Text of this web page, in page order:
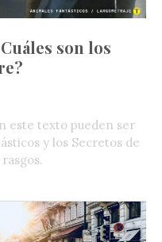
son los
este texto pueden ser
y los Secretos de